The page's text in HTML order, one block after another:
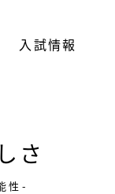
入試情報
さ
性-